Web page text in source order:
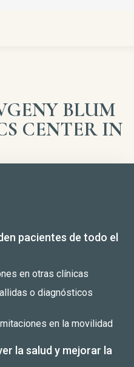
BLUM
CENTER IN
pacientes de todo el
en otras clínicas
o diagnósticos
en la movilidad
la salud y mejorar la